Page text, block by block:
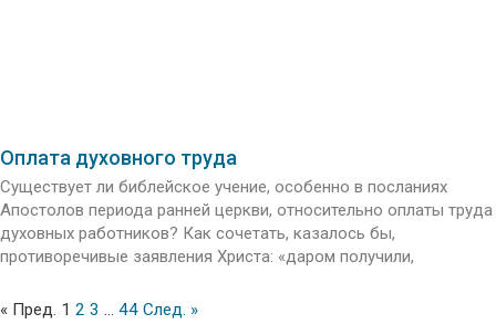
Оплата духовного труда
Существует ли библейское учение, особенно в посланиях
Апостолов периода ранней церкви, относительно оплаты труда
духовных работников? Как сочетать, казалось бы,
противоречивые заявления Христа: «даром получили,
« Пред. 1 2 3 … 44 След. »